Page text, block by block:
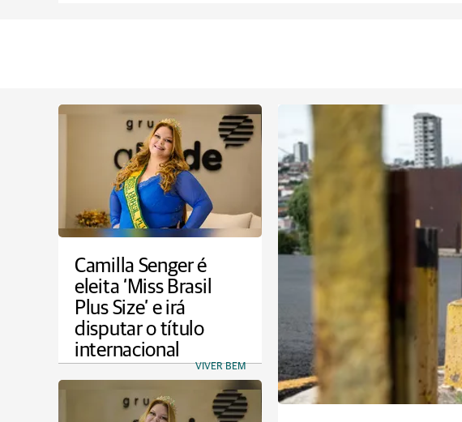
Camilla Senger é
eleita ‘Miss Brasil
Plus Size’ e irá
disputar o título
internacional
VIVER BEM